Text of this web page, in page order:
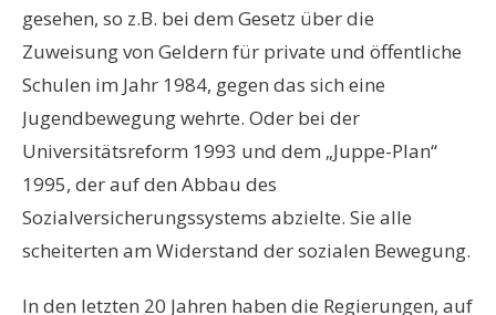
gesehen, so z.B. bei dem Gesetz über die
Zuweisung von Geldern für private und öffentliche
Schulen im Jahr 1984, gegen das sich eine
Jugendbewegung wehrte. Oder bei der
Universitätsreform 1993 und dem „Juppe-Plan“
1995, der auf den Abbau des
Sozialversicherungssystems abzielte. Sie alle
scheiterten am Widerstand der sozialen Bewegung.
In den letzten 20 Jahren haben die Regierungen, auf